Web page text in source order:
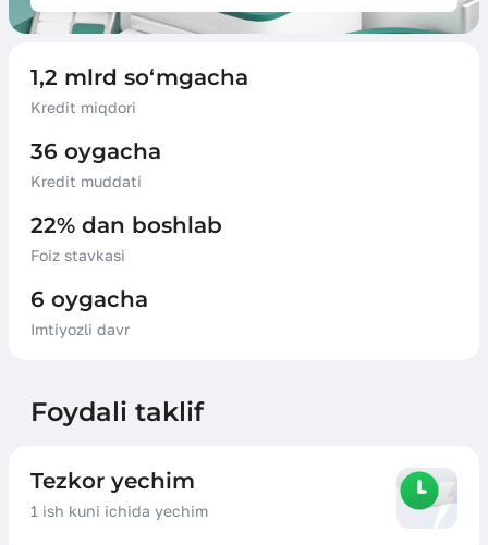
1,2 mlrd so‘mgacha
Kredit miqdori
36 oygacha
Kredit muddati
22% dan boshlab
Foiz stavkasi
6 oygacha
Imtiyozli davr
Foydali taklif
Tezkor yechim
1 ish kuni ichida yechim